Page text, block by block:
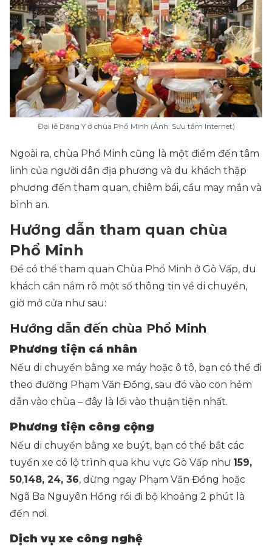
Đại lễ Dâng Y ở chùa Phổ Minh (Ảnh: Sưu tầm Internet)
Ngoài ra, chùa Phổ Minh cũng là một điểm đến tâm
linh của người dân địa phương và du khách thập
phương đến tham quan, chiêm bái, cầu may mắn và
bình an.
Hướng dẫn tham quan chùa
Phổ Minh
Để có thể tham quan Chùa Phổ Minh ở Gò Vấp, du
khách cần nắm rõ một số thông tin về di chuyển,
giờ mở cửa như sau:
Hướng dẫn đến chùa Phổ Minh
Phương tiện cá nhân
Nếu di chuyển bằng xe máy hoặc ô tô, bạn có thể đi
theo đường Phạm Văn Đồng, sau đó vào con hẻm
dẫn vào chùa – đây là lối vào thuận tiện nhất.
Phương tiện công cộng
Nếu di chuyển bằng xe buýt, bạn có thể bắt các
tuyến xe có lộ trình qua khu vực Gò Vấp như 159,
50,148, 24, 36, dừng ngay Phạm Văn Đồng hoặc
Ngã Ba Nguyên Hồng rồi đi bộ khoảng 2 phút là
đến nơi.
Dịch vụ xe công nghệ